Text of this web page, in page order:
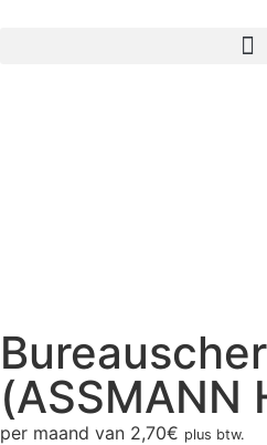
(ASSMANN
per maand van 2,70€ plus btw.